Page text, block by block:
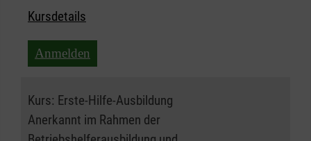
Kursdetails
Anmelden
Kurs: Erste-Hilfe-Ausbildung
Anerkannt im Rahmen der